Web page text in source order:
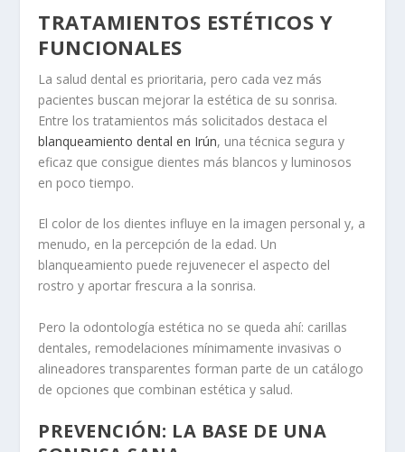
TRATAMIENTOS ESTÉTICOS Y
FUNCIONALES
La salud dental es prioritaria, pero cada vez más
pacientes buscan mejorar la estética de su sonrisa.
Entre los tratamientos más solicitados destaca el
blanqueamiento dental en Irún, una técnica segura y
eficaz que consigue dientes más blancos y luminosos
en poco tiempo.
El color de los dientes influye en la imagen personal y, a
menudo, en la percepción de la edad. Un
blanqueamiento puede rejuvenecer el aspecto del
rostro y aportar frescura a la sonrisa.
Pero la odontología estética no se queda ahí: carillas
dentales, remodelaciones mínimamente invasivas o
alineadores transparentes forman parte de un catálogo
de opciones que combinan estética y salud.
PREVENCIÓN: LA BASE DE UNA